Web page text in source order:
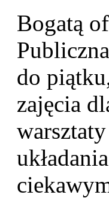
Bogatą
do
zajęcia